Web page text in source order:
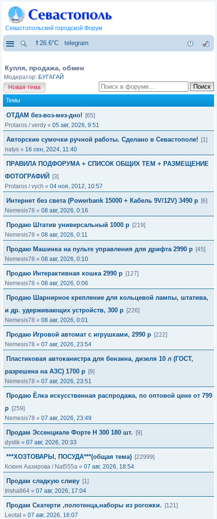
Севастопольский городской Форум
⇑26.6°C telegram
Купля, продажа, обмен
Модератор: БУГАГАЙ
Новая тема
Темы
ОТДАМ без-воз-мез-дно!
[65]
Protaros /verdy « 05 авг, 2026, 9:51
Авторские сумочки ручной работы. Сделано в Севастополе!
[1]
natys « 16 сен, 2024, 11:40
ПРАВИЛА ПОДФОРУМА + СПИСОК ОБЩИХ ТЕМ + РАЗМЕЩЕНИЕ
ФОТОГРАФИЙ
[3]
Protaros /vych « 04 ноя, 2012, 10:57
Интернет без света (Powerbank 15000 + Кабель 9V/12V) 3490 р [6]
Nemesis78 « 08 авг, 2026, 0:16
Продаю Штатив универсальный 1000 р [219]
Nemesis78 « 08 авг, 2026, 0:11
Продаю Машинка на пульте управления для дрифта 2990 р [45]
Nemesis78 « 08 авг, 2026, 0:10
Продаю Интерактивная кошка 2990 р [127]
Nemesis78 « 08 авг, 2026, 0:06
Продаю Шарнирное крепление для кольцевой лампы, штатива,
и др. удерживающих устройств, 300 р [226]
Nemesis78 « 08 авг, 2026, 0:01
Продаю Игровой автомат с игрушками, 2990 р [222]
Nemesis78 « 07 авг, 2026, 23:54
Пластиковая автоканистра для бензина, дизеля 10 л (ГОСТ,
разрешена на АЗС) 1700 р [9]
Nemesis78 « 07 авг, 2026, 23:51
Продаю Ёлка иcкуccтвeнная распродажа, по оптовой цене от 799
р [259]
Nemesis78 « 07 авг, 2026, 23:49
Продам Эссенциале Форте Н 300 180 шт.
[9]
dystik « 07 авг, 2026, 20:33
***ХОЗТОВАРЫ, ПОСУДА***(общая тема) [22999]
Ксюня Аазирова / Nat555a « 07 авг, 2026, 18:54
Продам сладкую сливу [1]
Irisha864 « 07 авг, 2026, 17:04
Продaм Cкатеpти ,полотенца,наборы из рогожки.
[121]
Leotat« 07 авг, 2026, 16:07